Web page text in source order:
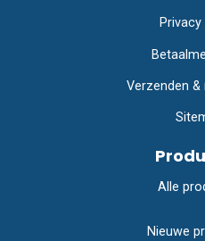
Verzenden
Alle
Nieuwe